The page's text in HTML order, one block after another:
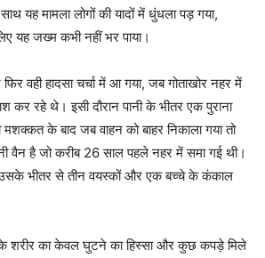
यह मामला लोगों की यादों में धुंधला पड़ गया,
यह जख्म कभी नहीं भर पाया।
वही हादसा चर्चा में आ गया, जब गोताखोर नहर में
कर रहे थे। इसी दौरान पानी के भीतर एक पुराना
मशक्कत के बाद जब वाहन को बाहर निकाला गया तो
वैन है जो करीब 26 साल पहले नहर में समा गई थी।
उसके भीतर से तीन वयस्कों और एक बच्चे के कंकाल
के शरीर का केवल घुटने का हिस्सा और कुछ कपड़े मिले